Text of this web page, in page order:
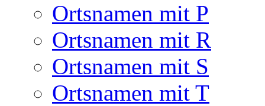
Ortsnamen mit P
Ortsnamen mit R
Ortsnamen mit S
Ortsnamen mit T